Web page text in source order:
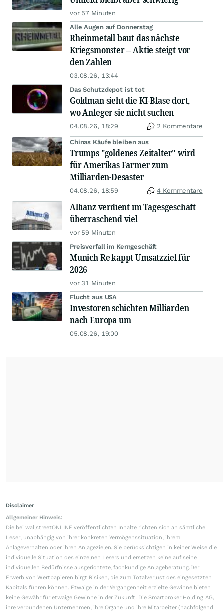
vor 57 Minuten
Alle Augen auf Donnerstag
Rheinmetall baut das nächste
Kriegsmonster – Aktie steigt vor
den Zahlen
03.08.26, 13:44
Das Schutzdepot ist tot
Goldman sieht die KI-Blase dort,
wo Anleger sie nicht suchen
04.08.26, 18:29 2 Kommentare
Chinas Käufe bleiben aus
Trumps "goldenes Zeitalter" wird
für Amerikas Farmer zum
Milliarden-Desaster
04.08.26, 18:59 4 Kommentare
Allianz verdient im Tagesgeschäft
überraschend viel
vor 59 Minuten
Preisverfall im Kerngeschäft
Munich Re kappt Umsatzziel für
2026
vor 31 Minuten
Flucht aus USA
Investoren schichten Milliarden
nach Europa um
05.08.26, 19:00
Disclaimer
Allgemeiner Hinweis:
Die bei wallstreetONLINE veröffentlichten Inhalte richten sich an sämtliche
Leser, unabhängig von ihrer konkreten Vermögenssituation, ihrem
Anlageverhalten oder ihren Anlagezielen. Sie berücksichtigen in keiner Weise die
individuelle Situation des einzelnen Lesers und ersetzen keine auf seine
individuellen Bedürfnisse ausgerichtete, fachkundige Anlageberatung.Der
Erwerb von Wertpapieren birgt Risiken, die zum Totalverlust des eingesetzten
Kapitals führen können. Etwaige in der Vergangenheit erzielte Gewinne bieten
keine Gewähr für etwaige Gewinne in der Zukunft. Die Smartbroker Holding AG,
ihre verbundenen Unternehmen, ihre Organe und ihre Mitarbeiter (nachfolgend